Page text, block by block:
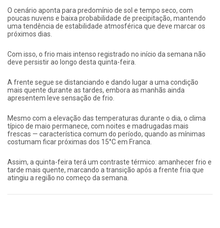
O cenário aponta para predomínio de sol e tempo seco, com
poucas nuvens e baixa probabilidade de precipitação, mantendo
uma tendência de estabilidade atmosférica que deve marcar os
próximos dias.
Com isso, o frio mais intenso registrado no início da semana não
deve persistir ao longo desta quinta-feira.
A frente segue se distanciando e dando lugar a uma condição
mais quente durante as tardes, embora as manhãs ainda
apresentem leve sensação de frio.
Mesmo com a elevação das temperaturas durante o dia, o clima
típico de maio permanece, com noites e madrugadas mais
frescas — característica comum do período, quando as mínimas
costumam ficar próximas dos 15°C em Franca.
Assim, a quinta-feira terá um contraste térmico: amanhecer frio e
tarde mais quente, marcando a transição após a frente fria que
atingiu a região no começo da semana.